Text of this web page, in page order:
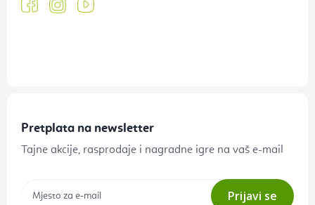
Pretplata na newsletter
Tajne akcije, rasprodaje i nagradne igre na vaš e-mail
Prijavi se